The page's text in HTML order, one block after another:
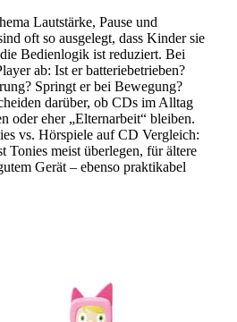
Lautstärke, Pause und
oft so ausgelegt, dass Kinder sie
Bedienlogik ist reduziert. Bei
ab: Ist er batteriebetrieben?
Springt er bei Bewegung?
darüber, ob CDs im Alltag
oder eher „Elternarbeit“ bleiben.
vs. Hörspiele auf CD Vergleich:
Tonies meist überlegen, für ältere
Gerät – ebenso praktikabel